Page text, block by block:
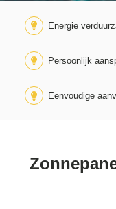
Energie
Persoonlijk
Eenvoudige